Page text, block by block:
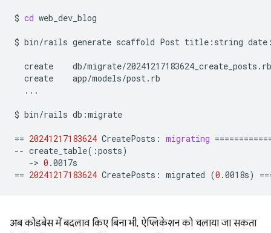
$ cd web_dev_blog
$ bin/rails generate scaffold Post title:string
create
create
...
$ bin/rails db:migrate
== 20241217183624 CreatePosts: migrating
-- create_table( :posts)
-> 0
== 20241217183624 CreatePosts: migrated (0 .0018s)
अब कोडबेस में बदलाव किए बिना भी, ऐप्लिकेशन को चलाया जा सकता